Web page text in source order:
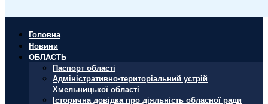
Головна
Новини
ОБЛАСТЬ
Паспорт області
Адміністративно-територіальний устрій
Хмельницької області
Історична довідка про діяльність обласної ради